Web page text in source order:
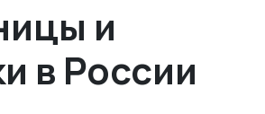
и
в России